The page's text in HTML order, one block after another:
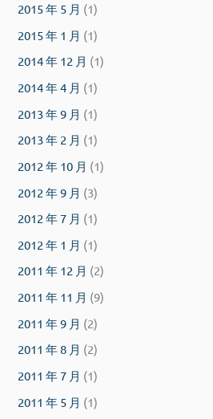
2015 年 5 月 (1)
2015 年 1 月 (1)
2014 年 12 月 (1)
2014 年 4 月 (1)
2013 年 9 月 (1)
2013 年 2 月 (1)
2012 年 10 月 (1)
2012 年 9 月 (3)
2012 年 7 月 (1)
2012 年 1 月 (1)
2011 年 12 月 (2)
2011 年 11 月 (9)
2011 年 9 月 (2)
2011 年 8 月 (2)
2011 年 7 月 (1)
2011 年 5 月 (1)